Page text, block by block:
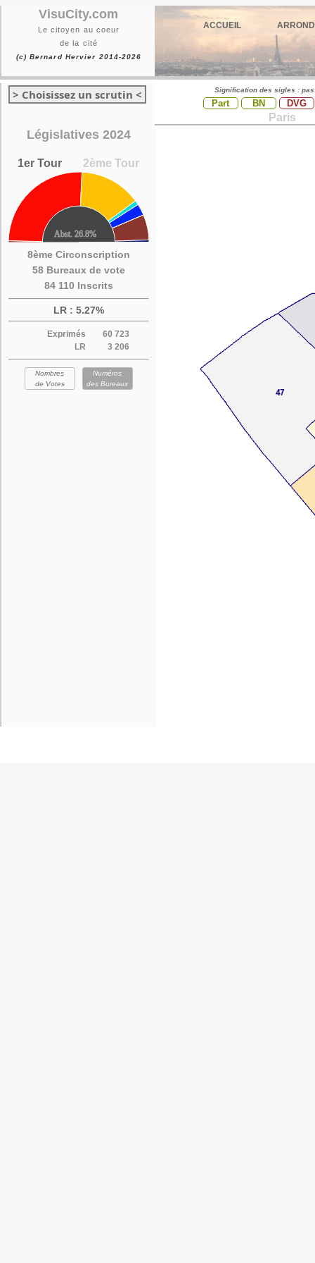
VisuCity.com
Le citoyen au coeur
de la cité
(c) Bernard Hervier 2014-2026
ACCUEIL
> Choisissez un scrutin <
Législatives 2024
1er Tour 2ème Tour
8ème Circonscription
58 Bureaux de vote
84 110 Inscrits
LR : 5.27%
Exprimés
60 723
LR
3 206
Nombres
de Votes
Numéros
des Bureaux
Signification des sigles :
Part BN DVG
Paris